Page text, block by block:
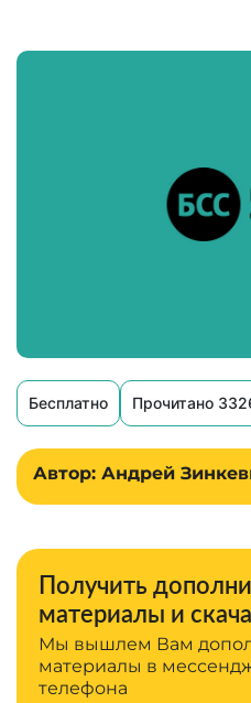
Бесплатно Прочитано
Автор: Андрей
Получить
материалы и
Мы вышлем Вам
материалы в
телефона